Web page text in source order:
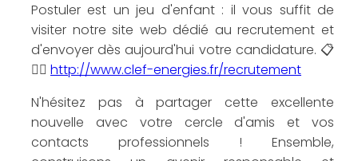
Postuler est un jeu d'enfant : il vous suffit de
visiter notre site web dédié au recrutement et
d'envoyer dès aujourd'hui votre candidature. 📋
👉🏼 http://www.clef-energies.fr/recrutement
N'hésitez pas à partager cette excellente
nouvelle avec votre cercle d'amis et vos
contacts professionnels ! Ensemble,